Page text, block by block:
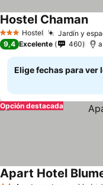
3 EstrellasHostel Jardín y
Hostel Chaman
9,4 Excelente 460
Elige fechas para ver
Opción destacada
Apart Hotel